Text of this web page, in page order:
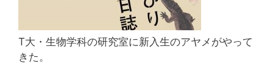
T大・生物学科の研究室に新入生のアヤメがやって
きた。